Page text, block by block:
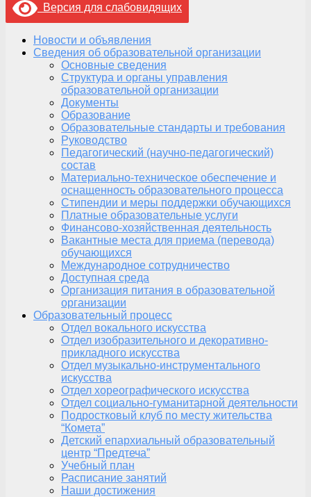
Версия для слабовидящих
Новости и объявления
Сведения об образовательной организации
Основные сведения
Структура и органы управления
образовательной организации
Документы
Образование
Образовательные стандарты и требования
Руководство
Педагогический (научно-педагогический)
состав
Материально-техническое обеспечение и
оснащенность образовательного процесса
Стипендии и меры поддержки обучающихся
Платные образовательные услуги
Финансово-хозяйственная деятельность
Вакантные места для приема (перевода)
обучающихся
Международное сотрудничество
Доступная среда
Организация питания в образовательной
организации
Образовательный процесс
Отдел вокального искусства
Отдел изобразительного и декоративно-
прикладного искусства
Отдел музыкально-инструментального
искусства
Отдел хореографического искусства
Отдел социально-гуманитарной деятельности
Подростковый клуб по месту жительства
“Комета”
Детский епархиальный образовательный
центр “Предтеча”
Учебный план
Расписание занятий
Наши достижения